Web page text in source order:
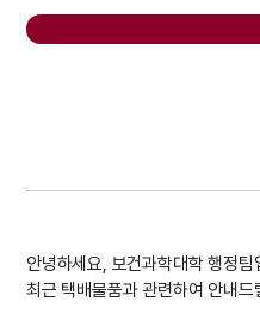
안녕하세요, 보건과학대학 행정팀
최근 택배물품과 관련하여 안내